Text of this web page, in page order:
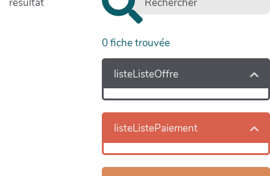
0fiche trouvée
listeListeOffre
listeListePaiement